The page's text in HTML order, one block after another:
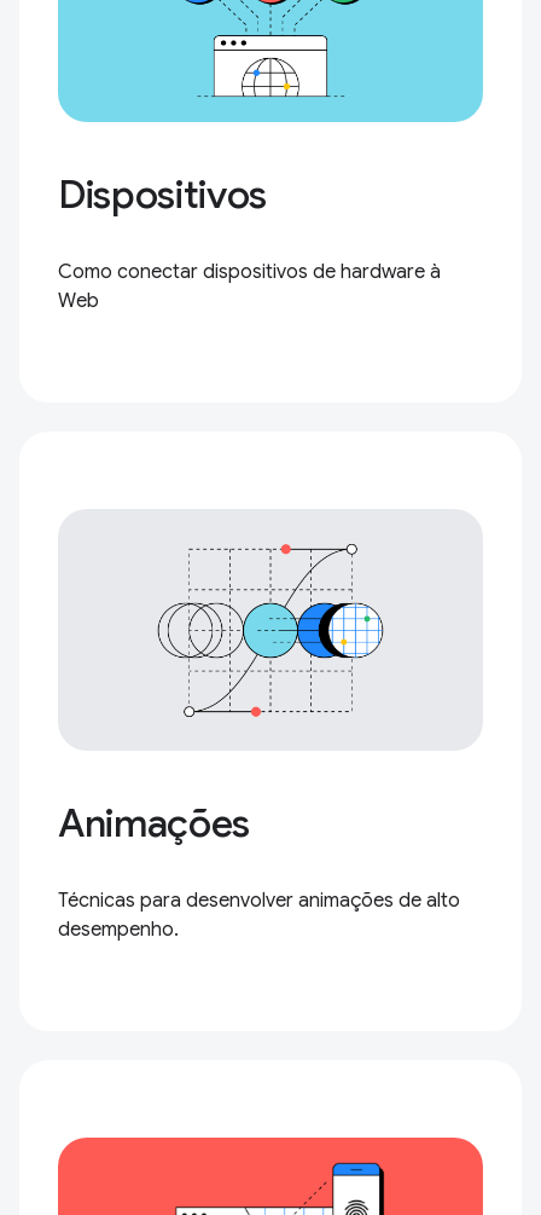
Dispositivos
Como conectar dispositivos de hardware à
Web
Animações
Técnicas para desenvolver animações de alto
desempenho.